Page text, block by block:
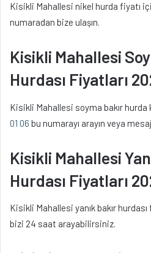
Kisikli Mahallesi nikel hurda fiyatı
numaradan bize ulaşın.
Kisikli Mahallesi
Hurdası Fiyatları
Kisikli Mahallesi soyma bakır
01 06 bu numarayı arayın veya
Kisikli Mahallesi
Hurdası Fiyatları
Kisikli Mahallesi yanık bakır
bizi 24 saat arayabilirsiniz.